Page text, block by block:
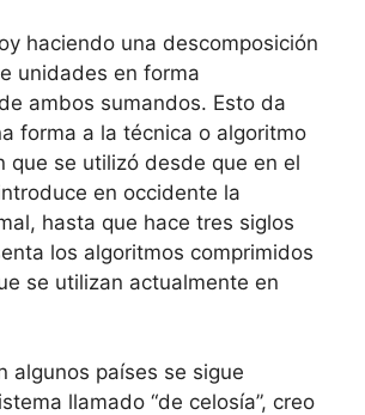
haciendo una descomposición
unidades en forma
ambos sumandos. Esto da
forma a la técnica o algoritmo
que se utilizó desde que en el
en occidente la
hasta que hace tres siglos
los algoritmos comprimidos
se utilizan actualmente en
algunos países se sigue
llamado “de celosía”, creo